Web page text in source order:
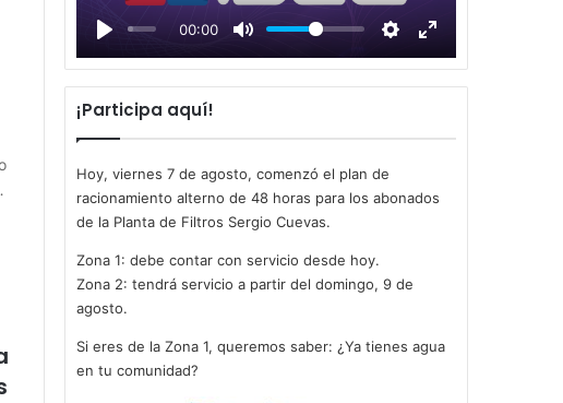
00:00
l
a
y
¡Participa aquí!
Hoy, viernes 7 de agosto, comenzó el plan de
racionamiento alterno de 48 horas para los abonados
de la Planta de Filtros Sergio Cuevas.
Zona 1: debe contar con servicio desde hoy.
Zona 2: tendrá servicio a partir del domingo, 9 de
agosto.
Si eres de la Zona 1, queremos saber: ¿Ya tienes agua
en tu comunidad?